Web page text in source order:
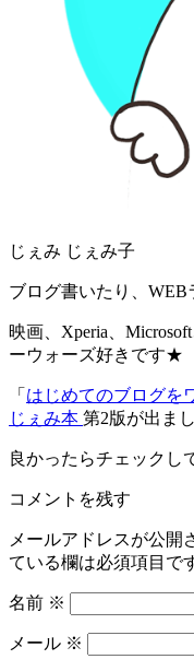
じぇみ じぇみ子
ブログ書いたり、WEB
映画、Xperia、
ーウォーズ好きです★
「 はじめてのブログを
じぇみ本 第2版が出まし
良かったらチェックし
コメントを残す
メールアドレスが公開
ている欄は必須項目で
名前 ※
メール ※